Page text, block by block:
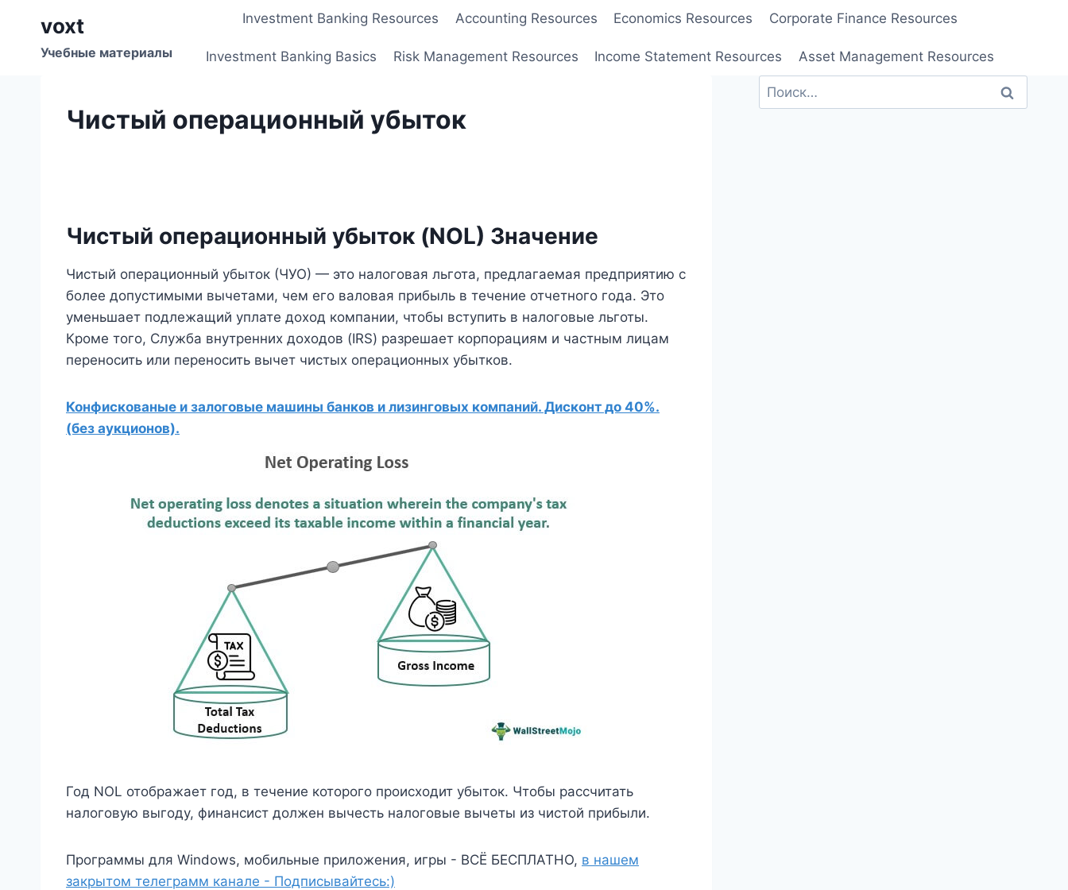
содержимому
voxt
Учебные материалы
Investment Banking Resources Accounting Resources Economics Resources Corporate Finance Resources
Investment Banking Basics Risk Management Resources Income Statement Resources Asset Management Resources
Чистый операционный убыток
Чистый операционный убыток (NOL) Значение
Чистый операционный убыток (ЧУО) — это налоговая льгота, предлагаемая предприятию с
более допустимыми вычетами, чем его валовая прибыль в течение отчетного года. Это
уменьшает подлежащий уплате доход компании, чтобы вступить в налоговые льготы.
Кроме того, Служба внутренних доходов (IRS) разрешает корпорациям и частным лицам
переносить или переносить вычет чистых операционных убытков.
Конфискованые и залоговые машины банков и лизинговых компаний. Дисконт до 40%.
(без аукционов).
Год NOL отображает год, в течение которого происходит убыток. Чтобы рассчитать
налоговую выгоду, финансист должен вычесть налоговые вычеты из чистой прибыли.
Программы для Windows, мобильные приложения, игры - ВСЁ БЕСПЛАТНО, в нашем
закрытом телеграмм канале - Подписывайтесь:)
Найти: